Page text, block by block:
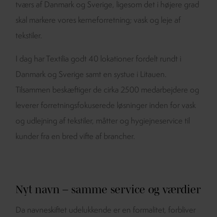
tværs af Danmark og Sverige, ligesom det i højere grad
skal markere vores kerneforretning; vask og leje af
tekstiler.
I dag har Textilia godt 40 lokationer fordelt rundt i
Danmark og Sverige samt en systue i Litauen.
Tilsammen beskæftiger de cirka 2500 medarbejdere og
leverer forretningsfokuserede løsninger inden for vask
og udlejning af tekstiler, måtter og hygiejneservice til
kunder fra en bred vifte af brancher.
Nyt navn – samme service og værdier
Da navneskiftet udelukkende er en formalitet, forbliver